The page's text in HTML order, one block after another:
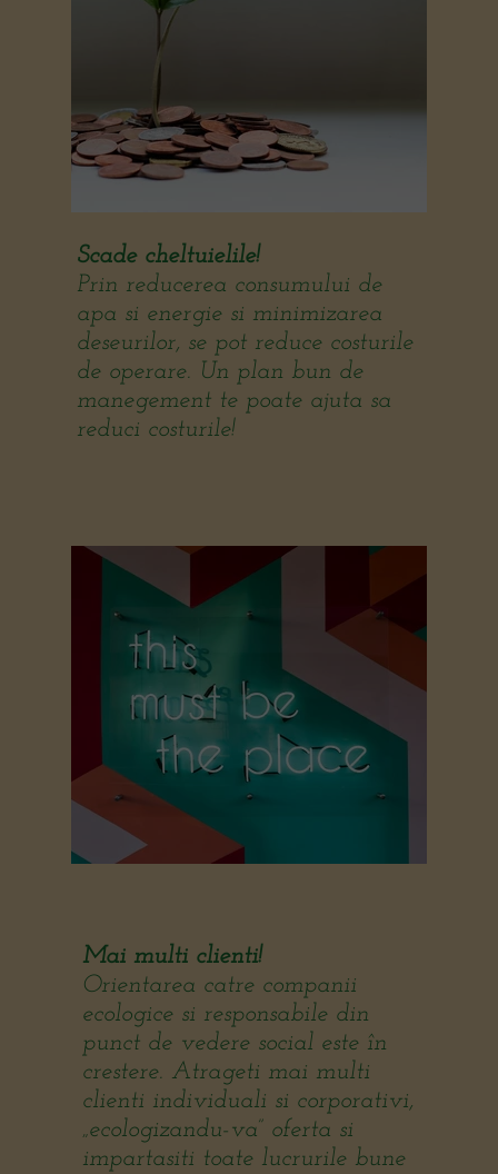
Mai multi clienti!
Orientarea catre companii
ecologice si responsabile din
punct de vedere social este în
crestere. Atrageti mai multi
clienti individuali si corporativi,
„ecologizandu-va” oferta si
impartasiti toate lucrurile bune
Scade cheltuielile!
Prin reducerea consumului de
apa si energie si minimizarea
deseurilor, se pot reduce costurile
de operare. Un plan bun de
manegement te poate ajuta sa
reduci costurile!